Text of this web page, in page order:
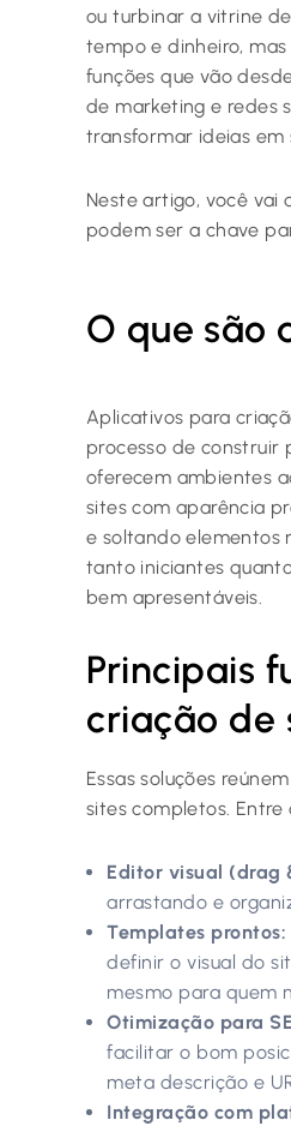
ou turbinar a vitrine
tempo e dinheiro,
funções que vão
de marketing e redes
transformar ideias em
Neste artigo, você vai
podem ser a chave
O que são
Aplicativos para
processo de construir
oferecem ambientes
sites com aparência
e soltando elementos
tanto iniciantes
bem apresentáveis.
Principais
criação de
Essas soluções
sites completos.
Editor visual (drag
arrastando e
Templates prontos:
definir o visual do
mesmo para quem
Otimização para
facilitar o bom
meta descrição e
Integração com